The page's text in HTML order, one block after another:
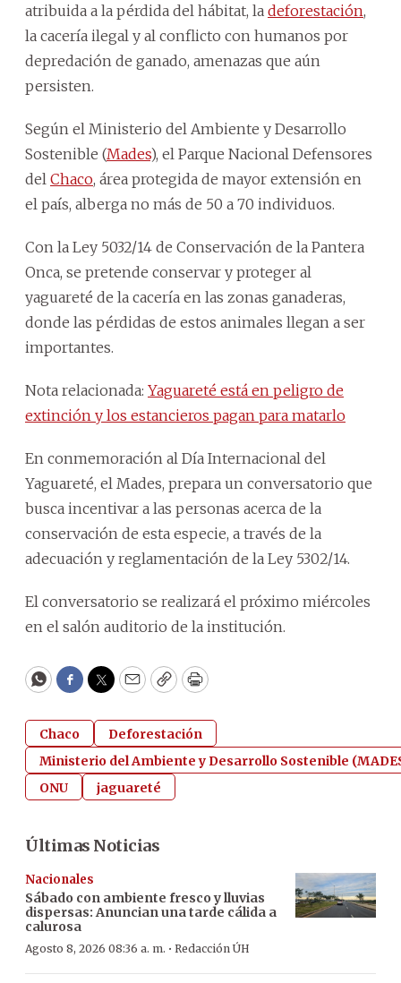
atribuida a la pérdida del hábitat, la deforestación,
la cacería ilegal y al conflicto con humanos por
depredación de ganado, amenazas que aún
persisten.
Según el Ministerio del Ambiente y Desarrollo
Sostenible (Mades), el Parque Nacional Defensores
del Chaco, área protegida de mayor extensión en
el país, alberga no más de 50 a 70 individuos.
Con la Ley 5032/14 de Conservación de la Pantera
Onca, se pretende conservar y proteger al
yaguareté de la cacería en las zonas ganaderas,
donde las pérdidas de estos animales llegan a ser
importantes.
Nota relacionada: Yaguareté está en peligro de
extinción y los estancieros pagan para matarlo
En conmemoración al Día Internacional del
Yaguareté, el Mades, prepara un conversatorio que
busca incentivar a las personas acerca de la
conservación de esta especie, a través de la
adecuación y reglamentación de la Ley 5302/14.
El conversatorio se realizará el próximo miércoles
en el salón auditorio de la institución.
WhatsApp
Facebook
Twitter
EmailCopyPrint
Chaco
Deforestación
Ministerio del Ambiente y Desarrollo Sostenible
ONU
jaguareté
Últimas Noticias
Nacionales
Sábado con ambiente fresco y lluvias
dispersas: Anuncian una tarde cálida a
calurosa
Agosto 8, 2026 08:36 a. m. · Redacción ÚH